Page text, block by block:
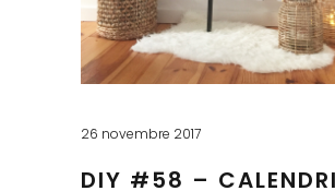
26 novembre 2017
DIY #58 –